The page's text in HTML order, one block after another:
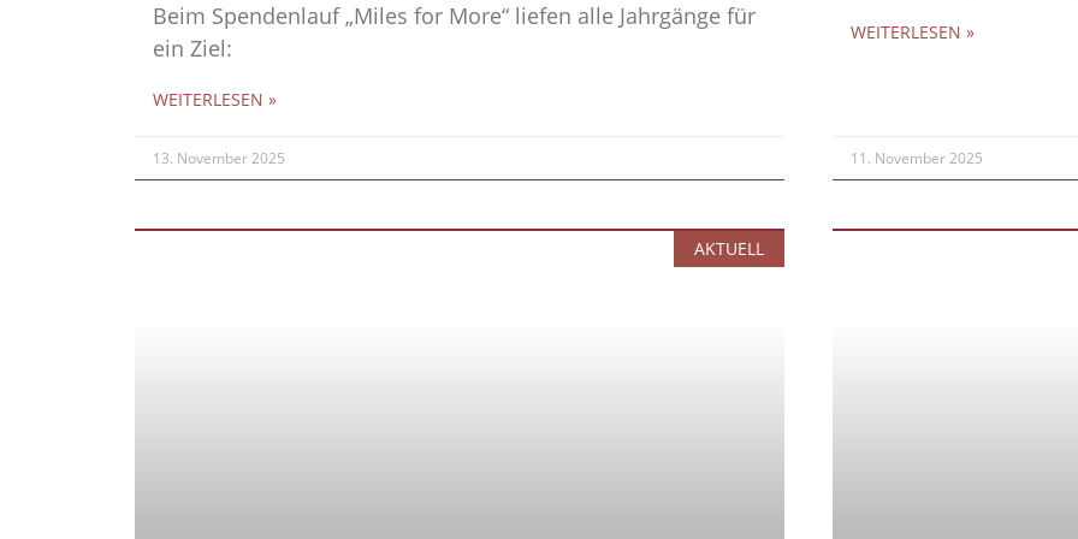
Beim Spendenlauf „Miles for More“ liefen alle Jahrgänge für
ein Ziel:
WEITERLESEN »
13. November 2025
WEITERLESEN »
11. November 2025
AKTUELL